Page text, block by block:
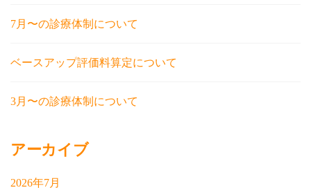
7月〜の診療体制について
ベースアップ評価料算定について
3月〜の診療体制について
アーカイブ
2026年7月